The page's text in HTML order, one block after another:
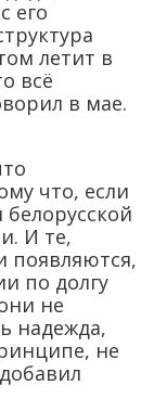
его
летит в
всё
в мае.
что, если
И те,
появляются,
по долгу
не
надежда,
не